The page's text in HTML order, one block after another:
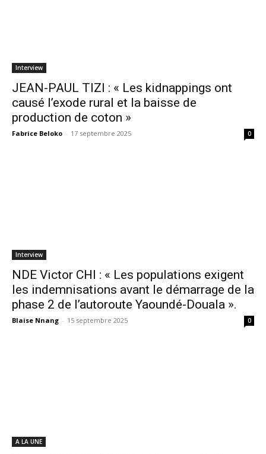
Interview
JEAN-PAUL TIZI : « Les kidnappings ont
causé l’exode rural et la baisse de
production de coton »
Fabrice Beloko - 17 septembre 2025 0
Interview
NDE Victor CHI : « Les populations exigent
les indemnisations avant le démarrage de la
phase 2 de l’autoroute Yaoundé-Douala ».
Blaise Nnang - 15 septembre 2025 0
A LA UNE